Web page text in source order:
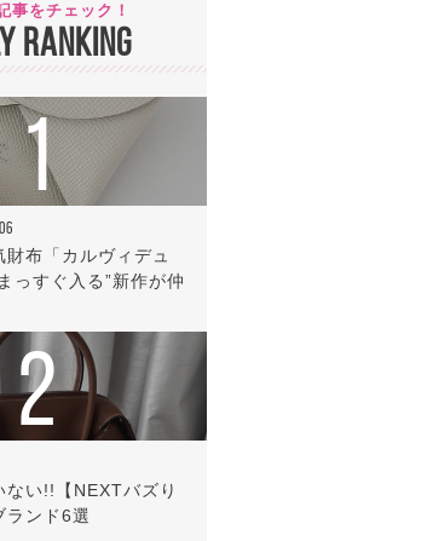
事をチェック！
RANKING
1
布「カルヴィデュ
っすぐ入る”新作が仲
2
ない!!【NEXTバズり
ランド6選